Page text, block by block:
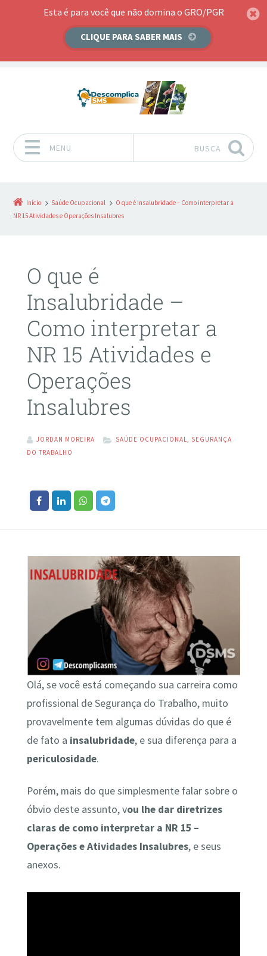
Esta é para você que não domina o GRO/PGR
CLIQUE PARA SABER MAIS
MENU BUSCA
Início Saúde Ocupacional
O que é Insalubridade – Como interpretar a
NR 15 Atividades e Operações Insalubres
O que é
Insalubridade –
Como interpretar a
NR 15 Atividades e
Operações
Insalubres
JORDAN MOREIRA SAÚDE OCUPACIONAL, SEGURANÇA
DO TRABALHO
Olá, se você está começando sua carreira como
profissional de Segurança do Trabalho, muito
provavelmente tem algumas dúvidas do que é
de fato a insalubridade, e sua diferença para a
periculosidade.
Porém, mais do que simplesmente falar sobre o
óbvio deste assunto, vou lhe dar diretrizes
claras de como interpretar a NR 15 –
Operações e Atividades Insalubres, e seus
anexos.